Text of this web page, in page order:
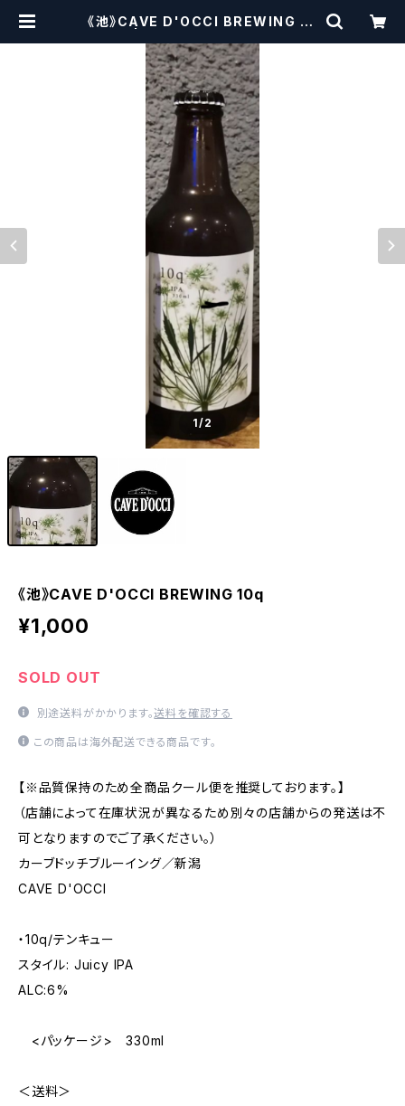
《池》CAVE D'OCCI BREWING 10
1/2
《池》CAVE D'OCCI BREWING 10q
¥1,000
SOLD OUT
別途送料がかかります。送料を確認する
この商品は海外配送できる商品です。
【※品質保持のため全商品クール便を推奨しております。】
（店舗によって在庫状況が異なるため別々の店舗からの発送は不
可となりますのでご了承ください。）
カーブドッチブルーイング／新潟
CAVE D'OCCI
・10q/テンキュー
スタイル: Juicy IPA
ALC:6%
<パッケージ> 330ml
＜送料＞